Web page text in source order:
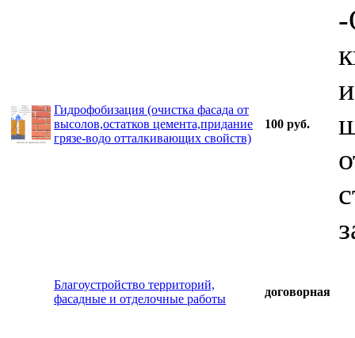
Гидрофобизация (очистка фасада от
высолов,остатков цемента,придание
грязе-водо отталкивающих свойств)
100 руб.
-
Благоустройство территорий,
фасадные и отделочные работы
договорная